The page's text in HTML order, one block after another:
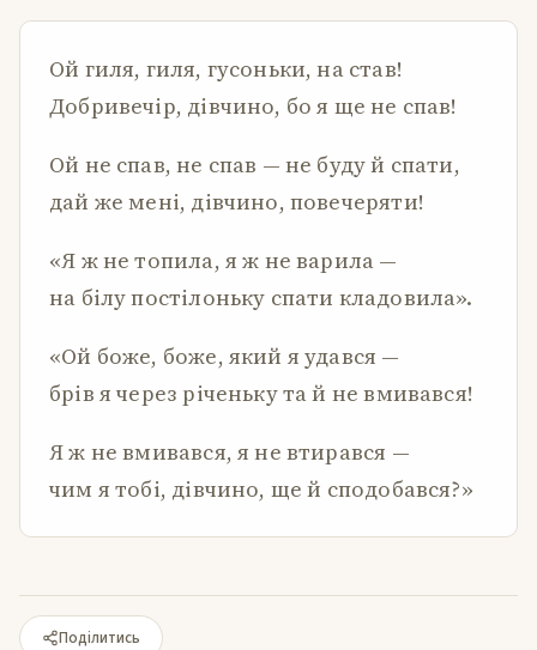
Ой гиля, гиля, гусоньки, на став!
Добривечір, дівчино, бо я ще не спав!
Ой не спав, не спав — не буду й спати,
дай же мені, дівчино, повечеряти!
«Я ж не топила, я ж не варила —
на білу постілоньку спати кладовила».
«Ой боже, боже, який я удався —
брів я через річеньку та й не вмивався!
Я ж не вмивався, я не втирався —
чим я тобі, дівчино, ще й сподобався?»
Поділитись